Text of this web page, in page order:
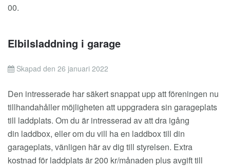
00.
Elbilsladdning i garage
Skapad den 26 januari 2022
Den intresserade har säkert snappat upp att föreningen nu
tillhandahåller möjligheten att uppgradera sin garageplats
till laddplats. Om du är intresserad av att dra igång
din laddbox, eller om du vill ha en laddboxtill din
garageplats, vänligen här av dig till styrelsen. Extra
kostnad för laddplats är 200 kr/månaden plus avgift till